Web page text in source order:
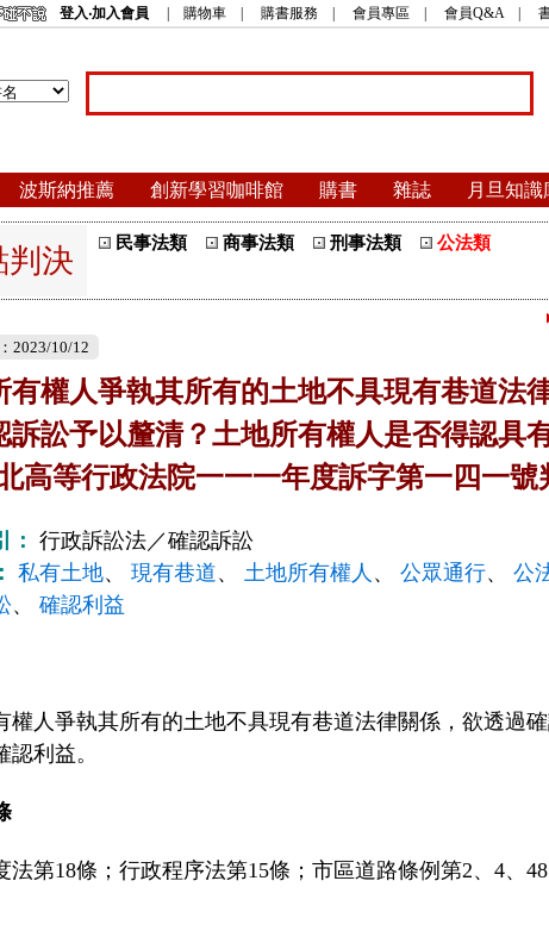
登入‧加入會員 購物車 購書服務 會員專區 會員Q&A|
波斯納推薦 創新學習咖啡館 購書 雜誌 月旦知識
判決 民事法類 商事法類 刑事法類 公法類
2023/10/12
有權人爭執其所有的土地不具現有巷道法
訴訟予以釐清？土地所有權人是否得認具
高等行政法院一一一年度訴字第一四一號
：
行政訴訟法／確認訴訟
私有土地、 現有巷道、 土地所有權人 、 公眾通行、 公
、 確認利益
權人爭執其所有的土地不具現有巷道法律關係，欲透過
認利益。
法第18條；行政程序法第15條；市區道路條例第2、4、